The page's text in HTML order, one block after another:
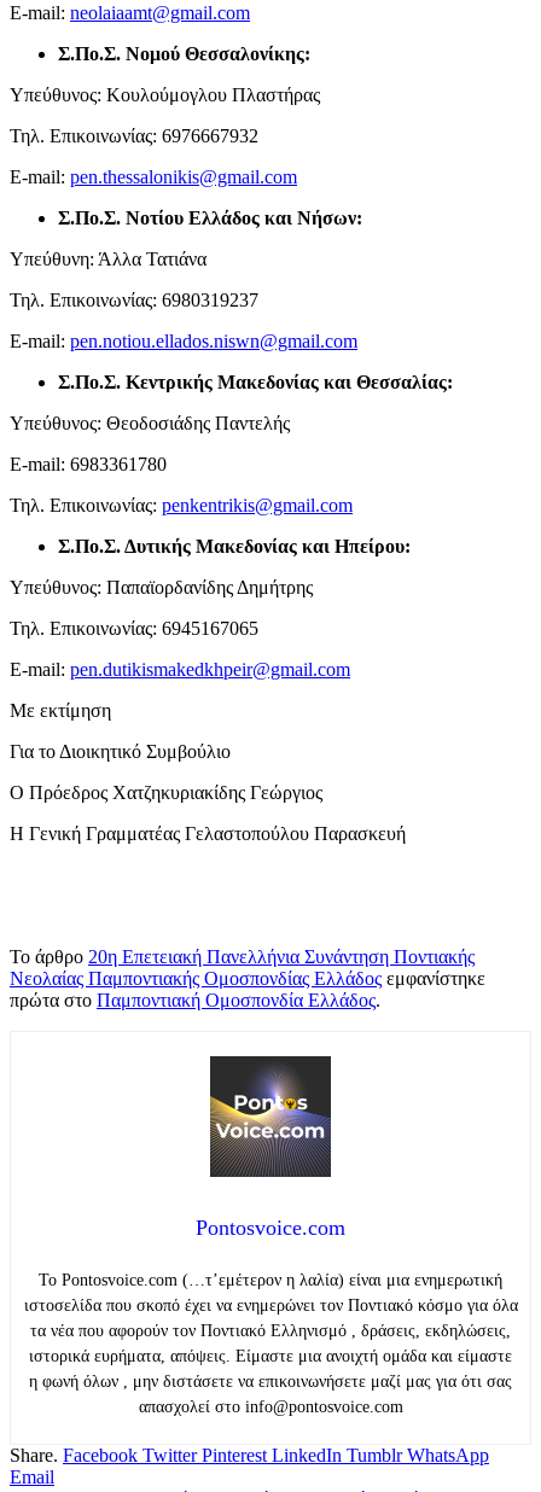
E-mail: neolaiaamt@gmail.com
Σ.Πο.Σ. Νομού Θεσσαλονίκης:
Υπεύθυνος: Κουλούμογλου Πλαστήρας
Τηλ. Επικοινωνίας: 6976667932
E-mail: pen.thessalonikis@gmail.com
Σ.Πο.Σ. Νοτίου Ελλάδος και Νήσων:
Υπεύθυνη: Άλλα Τατιάνα
Τηλ. Επικοινωνίας: 6980319237
E-mail: pen.notiou.ellados.niswn@gmail.com
Σ.Πο.Σ. Κεντρικής Μακεδονίας και Θεσσαλίας:
Υπεύθυνος: Θεοδοσιάδης Παντελής
E-mail: 6983361780
Τηλ. Επικοινωνίας: penkentrikis@gmail.com
Σ.Πο.Σ. Δυτικής Μακεδονίας και Ηπείρου:
Υπεύθυνος: Παπαϊορδανίδης Δημήτρης
Τηλ. Επικοινωνίας: 6945167065
E-mail: pen.dutikismakedkhpeir@gmail.com
Με εκτίμηση
Για το Διοικητικό Συμβούλιο
Ο Πρόεδρος Χατζηκυριακίδης Γεώργιος
Η Γενική Γραμματέας Γελαστοπούλου Παρασκευή
Το άρθρο 20η Επετειακή Πανελλήνια Συνάντηση Ποντιακής
Νεολαίας Παμποντιακής Ομοσπονδίας Ελλάδος εμφανίστηκε
πρώτα στο Παμποντιακή Ομοσπονδία Ελλάδος.
Pontosvoice.com
Το Pontosvoice.com (…τ’εμέτερον η λαλία) είναι μια ενημερωτική
ιστοσελίδα που σκοπό έχει να ενημερώνει τον Ποντιακό κόσμο για όλα
τα νέα που αφορούν τον Ποντιακό Ελληνισμό , δράσεις, εκδηλώσεις,
ιστορικά ευρήματα, απόψεις. Είμαστε μια ανοιχτή ομάδα και είμαστε
η φωνή όλων , μην διστάσετε να επικοινωνήσετε μαζί μας για ότι σας
απασχολεί στο info@pontosvoice.com
Share. Facebook Twitter Pinterest LinkedIn Tumblr WhatsApp
Email